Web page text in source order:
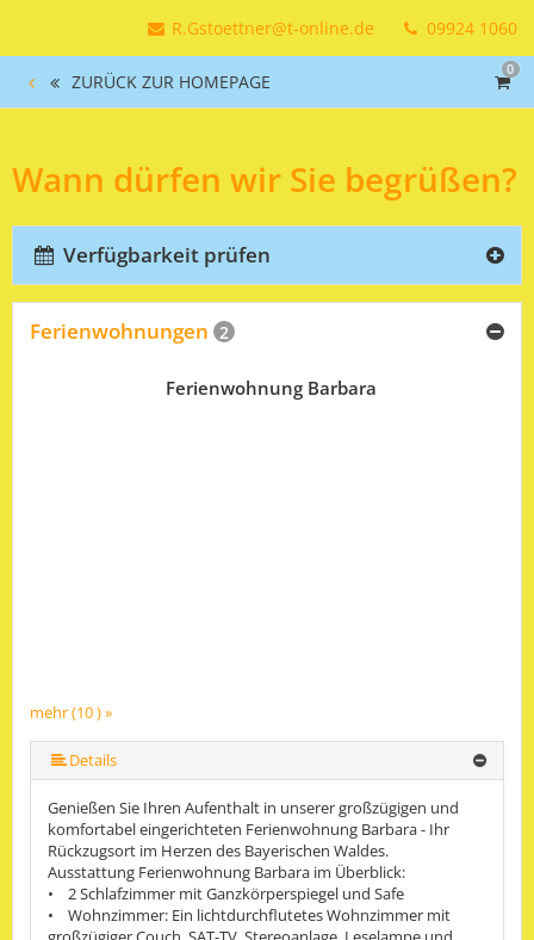
R.Gstoettner@t-online.de 09924 1060
0
ZURÜCK ZUR HOMEPAGE
Wann dürfen wir Sie begrüßen?
Verfügbarkeit prüfen
Ferienwohnungen 2
mehr (10 ) »
mehr (10 ) »
mehr (10 ) »
mehr (10 ) »
mehr (10 ) »
mehr (10 ) »
mehr (10 ) »
Ferienwohnung Barbara
Details
Genießen Sie Ihren Aufenthalt in unserer großzügigen und
komfortabel eingerichteten Ferienwohnung Barbara - Ihr
Rückzugsort im Herzen des Bayerischen Waldes.
Ausstattung Ferienwohnung Barbara im Überblick:
• 2 Schlafzimmer mit Ganzkörperspiegel und Safe
• Wohnzimmer: Ein lichtdurchflutetes Wohnzimmer mit